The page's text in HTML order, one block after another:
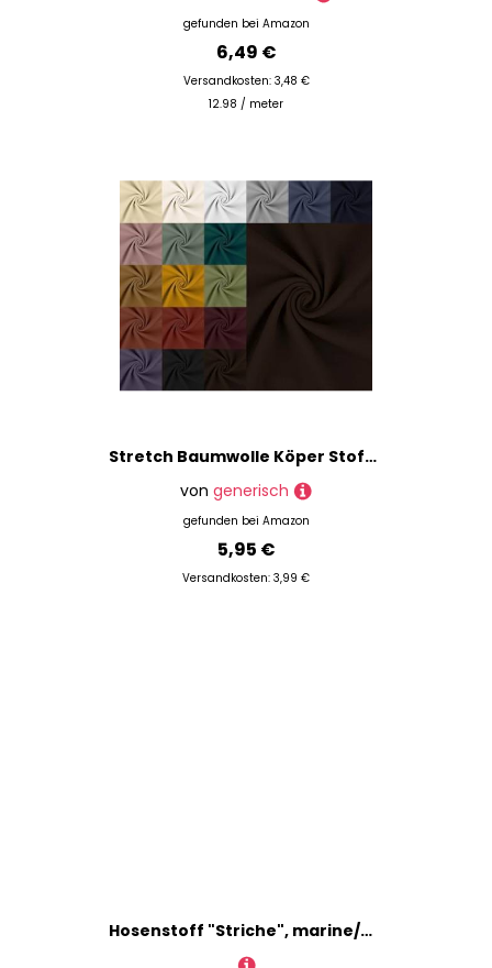
gefunden bei Amazon
6,49 €
Versandkosten: 3,48 €
12.98 / meter
Stretch Baumwolle Köper Stoff Meterware - Twillstoff dehnbar, elastischer Hosenstoff Peach, Baumwoll-Stretch Uni, Trenchcoat Stoff *Ab 50 cm, Farbe: 058 dunkelbraun
von generisch
gefunden bei Amazon
5,95 €
Versandkosten: 3,99 €
Hosenstoff "Striche", marine/weiß